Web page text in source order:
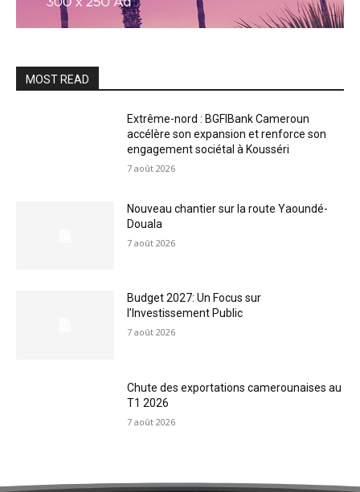
MOST READ
Extrême-nord : BGFIBank Cameroun
accélère son expansion et renforce son
engagement sociétal à Kousséri
7 août 2026
Nouveau chantier sur la route Yaoundé-
Douala
7 août 2026
Budget 2027: Un Focus sur
l’Investissement Public
7 août 2026
Chute des exportations camerounaises au
T1 2026
7 août 2026